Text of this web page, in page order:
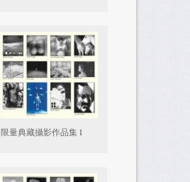
限量典藏攝影作品集 I